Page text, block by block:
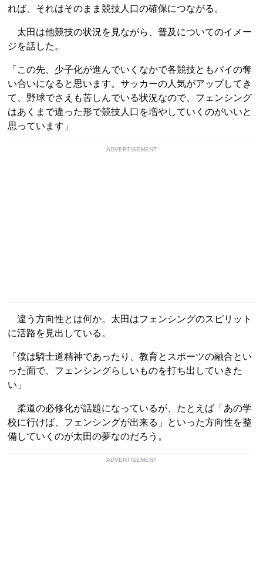
れば、それはそのまま競技人口の確保につながる。
太田は他競技の状況を見ながら、普及についてのイメー
ジを話した。
「この先、少子化が進んでいくなかで各競技ともパイの奪
い合いになると思います。サッカーの人気がアップしてき
て、野球でさえも苦しんでいる状況なので、フェンシング
はあくまで違った形で競技人口を増やしていくのがいいと
思っています」
ADVERTISEMENT
違う方向性とは何か。太田はフェンシングのスピリット
に活路を見出している。
「僕は騎士道精神であったり、教育とスポーツの融合とい
った面で、フェンシングらしいものを打ち出していきた
い」
柔道の必修化が話題になっているが、たとえば「あの学
校に行けば、フェンシングが出来る」といった方向性を整
備していくのが太田の夢なのだろう。
ADVERTISEMENT